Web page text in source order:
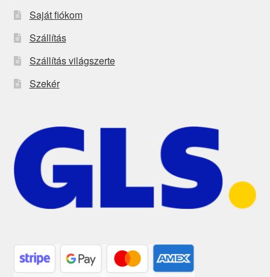
Saját fiókom
Szállítás
Szállítás világszerte
Szekér